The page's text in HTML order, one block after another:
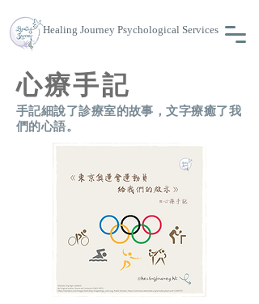
Healing Journey Psychological Services
心療手記
手記細說了診療室的故事，文字療癒了我
們的心語。